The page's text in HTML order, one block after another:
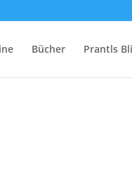
Bücher Prantls